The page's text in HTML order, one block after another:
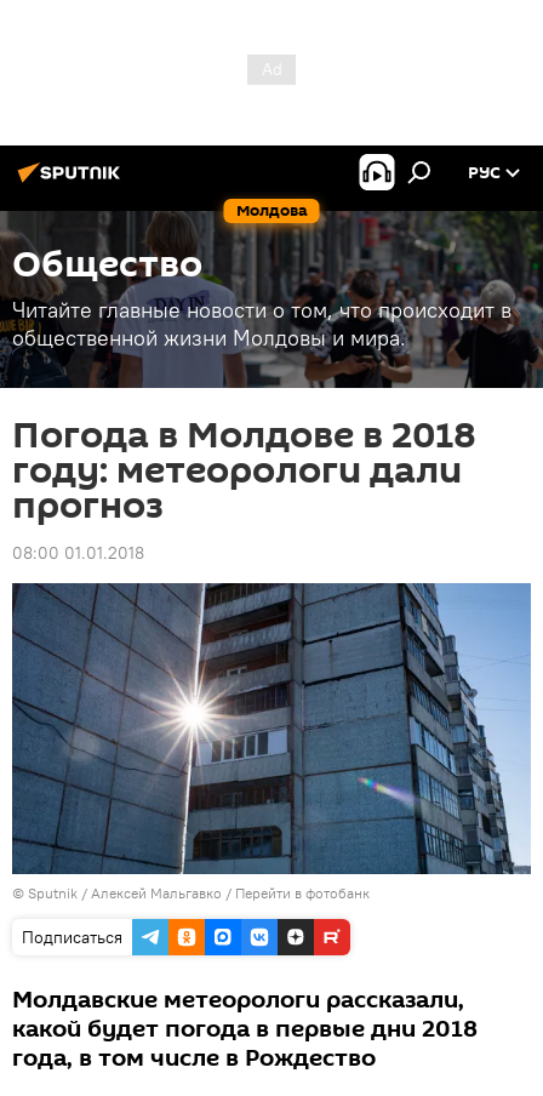
Молдова
РУС
Общество
Читайте главные новости о том, что происходит в
общественной жизни Молдовы и мира.
Погода в Молдове в 2018
году: метеорологи дали
прогноз
08:00 01.01.2018
© Sputnik / Алексей Мальгавко / Перейти в фотобанк
Подписаться
Молдавские метеорологи рассказали,
какой будет погода в первые дни 2018
года, в том числе в Рождество